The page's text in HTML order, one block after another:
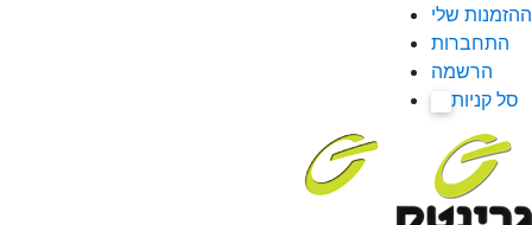
ההזמנות שלי
התחברות
הרשמה
סל קניות